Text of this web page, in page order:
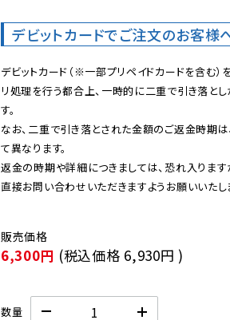
デビットカードでご注文のお客様
デビットカード（※一部プリペイドカードを含む
リ処理を行う都合上、一時的に二重で引き落と
す。
なお、二重で引き落とされた金額のご返金時期
て異なります。
返金の時期や詳細につきましては、恐れ入りま
直接お問い合わせいただきますようお願いいたし
6,300円 (税込価格 6,930円 )
数量